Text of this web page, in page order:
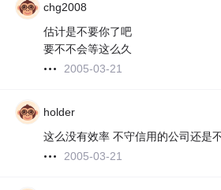
chg2008
估计是不要你了吧
要不不会等这么久
2005-03-21
holder
这么没有效率 不守信用的公司还是
2005-03-21